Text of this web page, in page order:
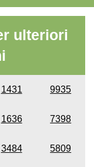
ulteriori
1431 9935
1636 7398
3484 5809